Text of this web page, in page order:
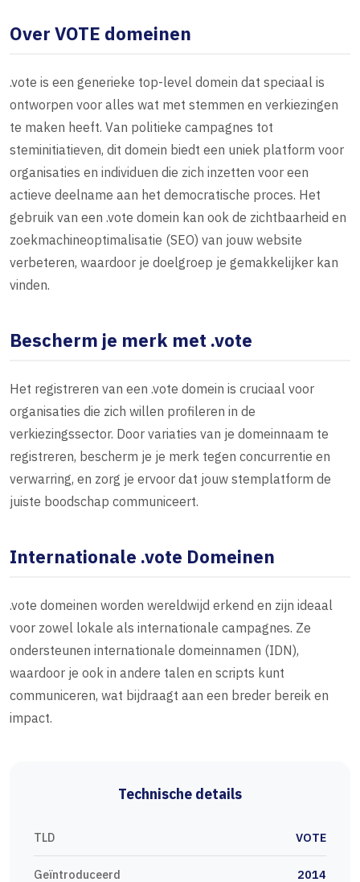
Over VOTE domeinen
.vote is een generieke top-level domein dat speciaal is
ontworpen voor alles wat met stemmen en verkiezingen
te maken heeft. Van politieke campagnes tot
steminitiatieven, dit domein biedt een uniek platform voor
organisaties en individuen die zich inzetten voor een
actieve deelname aan het democratische proces. Het
gebruik van een .vote domein kan ook de zichtbaarheid en
zoekmachineoptimalisatie (SEO) van jouw website
verbeteren, waardoor je doelgroep je gemakkelijker kan
vinden.
Bescherm je merk met .vote
Het registreren van een .vote domein is cruciaal voor
organisaties die zich willen profileren in de
verkiezingssector. Door variaties van je domeinnaam te
registreren, bescherm je je merk tegen concurrentie en
verwarring, en zorg je ervoor dat jouw stemplatform de
juiste boodschap communiceert.
Internationale .vote Domeinen
.vote domeinen worden wereldwijd erkend en zijn ideaal
voor zowel lokale als internationale campagnes. Ze
ondersteunen internationale domeinnamen (IDN),
waardoor je ook in andere talen en scripts kunt
communiceren, wat bijdraagt aan een breder bereik en
impact.
Technische details
TLD VOTE
Geïntroduceerd 2014